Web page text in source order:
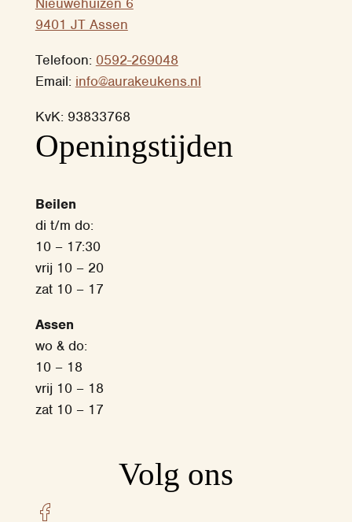
9401 JT Assen
Telefoon: 0592-269048
Email: info@aurakeukens.nl
KvK: 93833768
‎Openingstijden
Beilen
di t/m do:
10 – 17:30
vrij 10 – 20
zat 10 – 17
Assen
wo & do:
10 – 18
vrij 10 – 18
zat 10 – 17
Volg ons